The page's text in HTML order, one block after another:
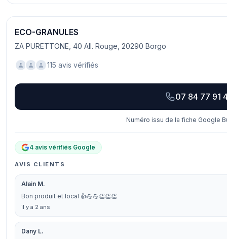
ECO-GRANULES
ZA PURETTONE, 40 All. Rouge, 20290 Borgo
115 avis vérifiés
07 84 77 91
Numéro issu de la fiche Google
4 avis vérifiés Google
AVIS CLIENTS
Alain M.
Bon produit et local 👍💪💪👏👏👏
il y a 2 ans
Dany L.